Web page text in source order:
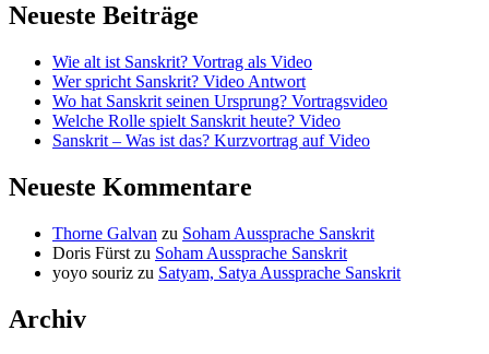
Neueste Beiträge
Wie alt ist Sanskrit? Vortrag als Video
Wer spricht Sanskrit? Video Antwort
Wo hat Sanskrit seinen Ursprung? Vortragsvideo
Welche Rolle spielt Sanskrit heute? Video
Sanskrit – Was ist das? Kurzvortrag auf Video
Neueste Kommentare
Thorne Galvan zu Soham Aussprache Sanskrit
Doris Fürst zu Soham Aussprache Sanskrit
yoyo souriz zu Satyam, Satya Aussprache Sanskrit
Archiv